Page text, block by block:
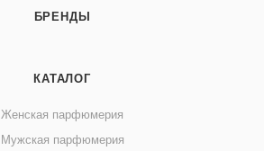
БРЕНДЫ
КАТАЛОГ
Женская парфюмерия
Мужская парфюмерия